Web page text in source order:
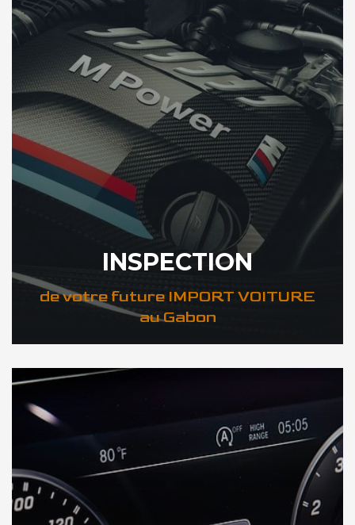
INSPECTION
de votre future IMPORT VOITURE
au Gabon
DÉCOUVREZ VOTRE INSPECTION AUTO au Gabon